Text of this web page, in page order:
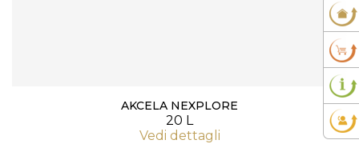
AKCELA NEXPLORE
20 L
Vedi dettagli